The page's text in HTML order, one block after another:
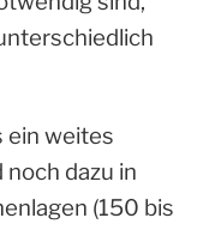
ein weites
dazu in
(150 bis